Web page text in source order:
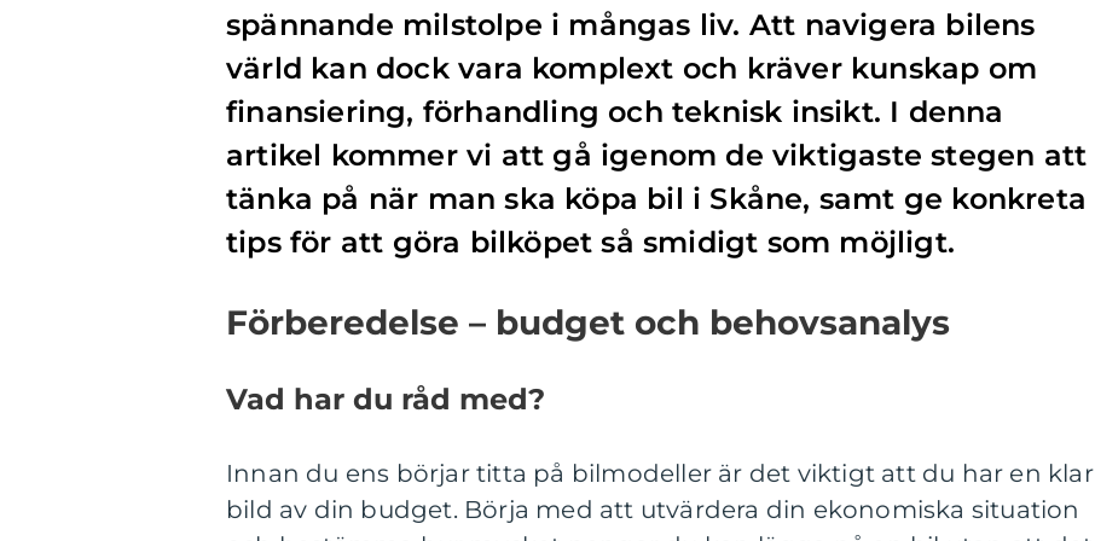
spännande milstolpe i mångas liv. Att navigera bilens
värld kan dock vara komplext och kräver kunskap om
finansiering, förhandling och teknisk insikt. I denna
artikel kommer vi att gå igenom de viktigaste stegen att
tänka på när man ska köpa bil i Skåne, samt ge konkreta
tips för att göra bilköpet så smidigt som möjligt.
Förberedelse – budget och behovsanalys
Vad har du råd med?
Innan du ens börjar titta på bilmodeller är det viktigt att du har en klar
bild av din budget. Börja med att utvärdera din ekonomiska situation